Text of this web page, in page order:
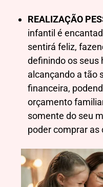
REALIZAÇÃO
infantil é
sentirá feliz,
definindo os seus
alcançando a tão
financeira,
orçamento
somente do seu
poder comprar as